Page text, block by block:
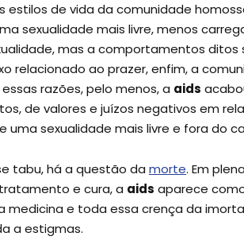
estilos de vida da comunidade
sexualidade mais livre, menos
mas a comportamentos
relacionado ao prazer, enfim, a
razões, pelo menos, a aids
de valores e juízos negativos em
uma sexualidade mais livre e fora do
tabu, há a questão da morte. Em
e cura, a aids aparece
medicina e toda essa crença da
a estigmas.